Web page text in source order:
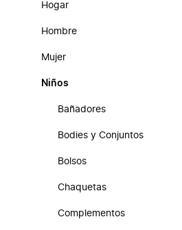
Hogar
Hombre
Mujer
Niños
Bañadores
Bodies y Conjuntos
Bolsos
Chaquetas
Complementos